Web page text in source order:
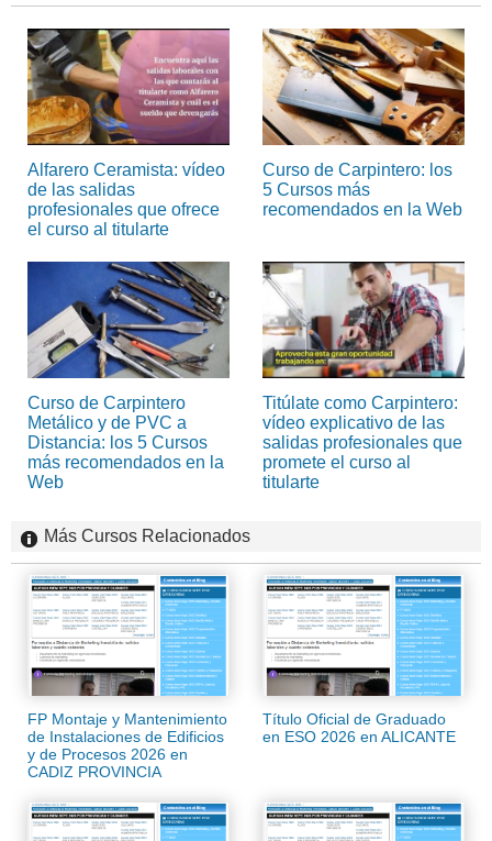
Alfarero Ceramista: vídeo
de las salidas
profesionales que ofrece
el curso al titularte
Curso de Carpintero: los
5 Cursos más
recomendados en la Web
Curso de Carpintero
Metálico y de PVC a
Distancia: los 5 Cursos
más recomendados en la
Web
Titúlate como Carpintero:
vídeo explicativo de las
salidas profesionales que
promete el curso al
titularte
Más Cursos Relacionados
FP Montaje y Mantenimiento
de Instalaciones de Edificios
y de Procesos 2026 en
CADIZ PROVINCIA
Título Oficial de Graduado
en ESO 2026 en ALICANTE